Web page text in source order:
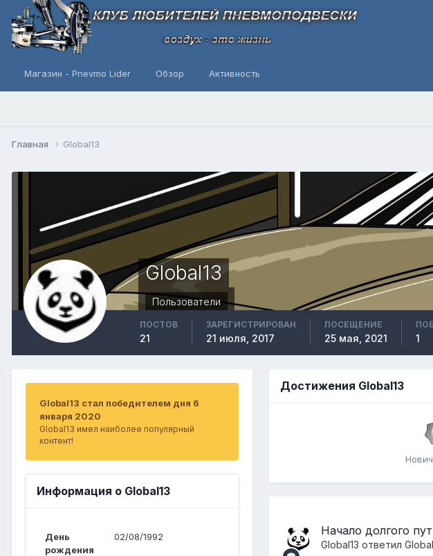
Магазин - Pnevmo Lider Обзор Активность
Главная Global13
Global13
Пользователи
ПОСТОВ
21
ЗАРЕГИСТРИРОВАН
21 июля, 2017
ПОСЕЩЕНИЕ
25 мая, 2021 1
Global13 стал победителем дня 6
января 2020
Global13 имел наиболее популярный
контент!
Информация о Global13
День
рождения
02/08/1992
Достижения Global13
Начало долгого
Global13 ответил